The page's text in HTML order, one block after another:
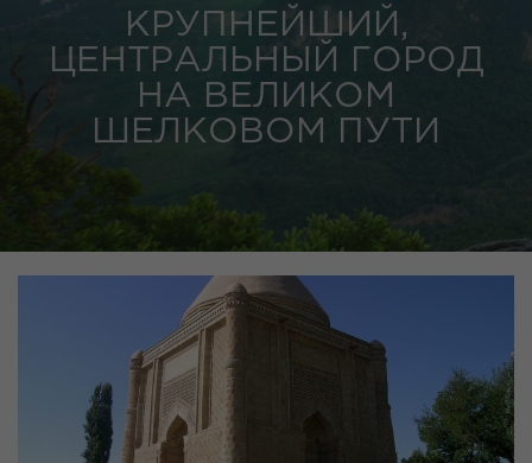
КРУПНЕЙШИЙ,
ЦЕНТРАЛЬНЫЙ ГОРОД
НА ВЕЛИКОМ
ШЕЛКОВОМ ПУТИ